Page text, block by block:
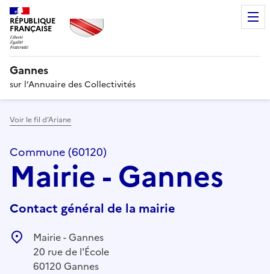
RÉPUBLIQUE
FRANÇAISE
Gannes
sur l’Annuaire des Collectivités
Voir le fil d’Ariane
Commune (60120)
Mairie - Gannes
Contact général de la mairie
Mairie - Gannes
20 rue de l'École
60120 Gannes